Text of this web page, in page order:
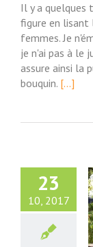
Il y a quelques
figure en lisant
femmes. Je
je n'ai pas à le
assure ainsi la
bouquin. [...]
23
10, 2017
qui êtes-vous
? Le blog
Attitude…